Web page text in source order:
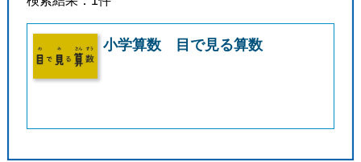
小学算数 目で見る算数